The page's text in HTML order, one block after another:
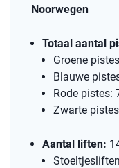
Noorwegen
Totaal aantal
Groene
Blauwe
Rode pistes:
Zwarte
Aantal liften: